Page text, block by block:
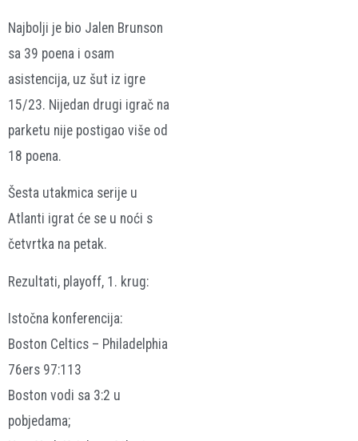
Najbolji je bio Jalen Brunson
sa 39 poena i osam
asistencija, uz šut iz igre
15/23. Nijedan drugi igrač na
parketu nije postigao više od
18 poena.
Šesta utakmica serije u
Atlanti igrat će se u noći s
četvrtka na petak.
Rezultati, playoff, 1. krug:
Istočna konferencija:
Boston Celtics – Philadelphia
76ers 97:113
Boston vodi sa 3:2 u
pobjedama;